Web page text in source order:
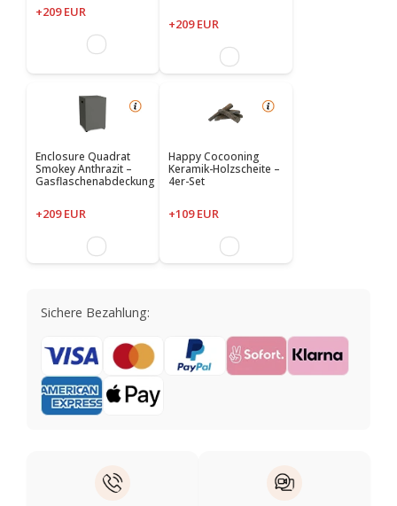
+209 EUR
+209 EUR
Enclosure Quadrat
Smokey Anthrazit –
Gasflaschenabdeckung
+209 EUR
Happy Cocooning
Keramik-Holzscheite –
4er-Set
+109 EUR
Sichere Bezahlung: